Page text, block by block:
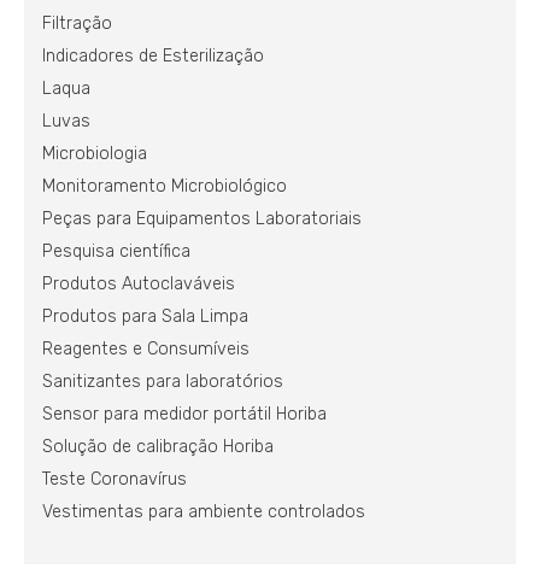
Filtração
Indicadores de Esterilização
Laqua
Luvas
Microbiologia
Monitoramento Microbiológico
Peças para Equipamentos Laboratoriais
Pesquisa científica
Produtos Autoclaváveis
Produtos para Sala Limpa
Reagentes e Consumíveis
Sanitizantes para laboratórios
Sensor para medidor portátil Horiba
Solução de calibração Horiba
Teste Coronavírus
Vestimentas para ambiente controlados